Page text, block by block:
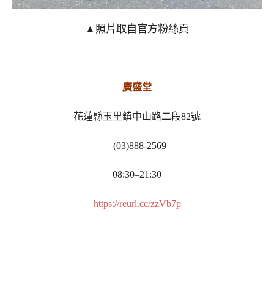
▲照片取自官方粉絲頁
廣盛堂
花蓮縣玉里鎮中山路二段82號
(03)888-2569
08:30–21:30
https://reurl.cc/zzVb7p